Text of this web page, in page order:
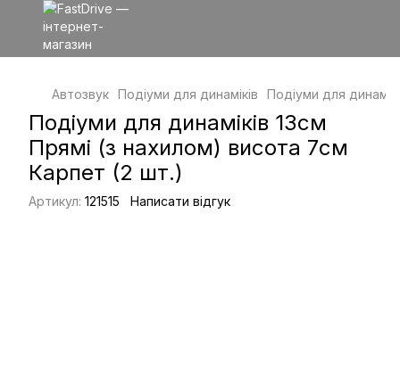
Автозвук Подіуми для динаміків Подіуми для
Подіуми для динаміків 13см
Прямі (з нахилом) висота 7см
Карпет (2 шт.)
Артикул: 121515 Написати відгук